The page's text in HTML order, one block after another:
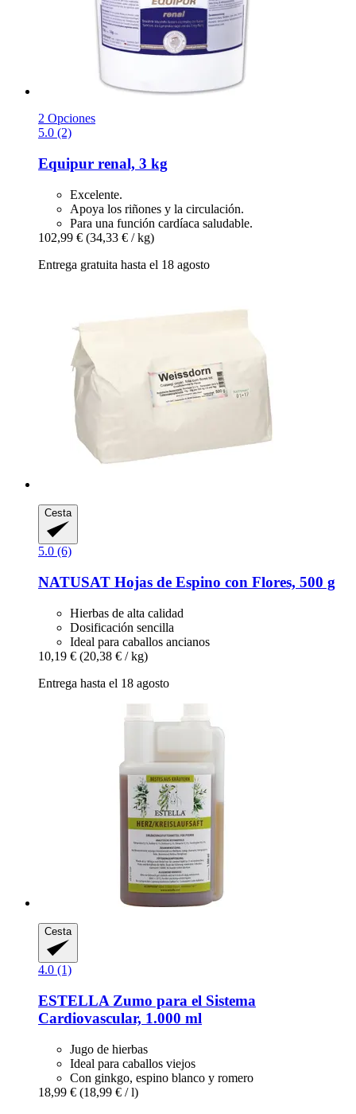
2 Opciones
5.0 (2)
Equipur renal, 3 kg
Excelente.
Apoya los riñones y la circulación.
Para una función cardíaca saludable.
102,99 € (34,33 € / kg)
Entrega gratuita hasta el 18 agosto
Cesta
5.0 (6)
NATUSAT Hojas de Espino con Flores, 500 g
Hierbas de alta calidad
Dosificación sencilla
Ideal para caballos ancianos
10,19 € (20,38 € / kg)
Entrega hasta el 18 agosto
Cesta
4.0 (1)
ESTELLA Zumo para el Sistema
Cardiovascular, 1.000 ml
Jugo de hierbas
Ideal para caballos viejos
Con ginkgo, espino blanco y romero
18,99 € (18,99 € / l)